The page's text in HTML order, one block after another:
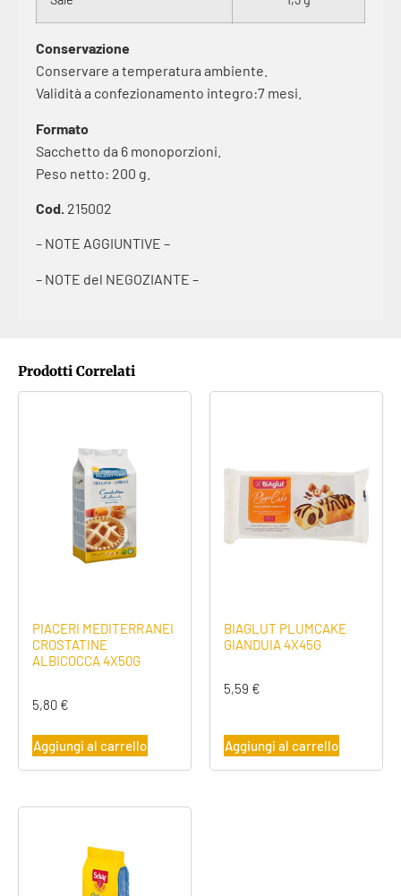
Conservazione
Conservare a temperatura ambiente.
Validità a confezionamento integro:7 mesi.
Formato
Sacchetto da 6 monoporzioni.
Peso netto: 200 g.
Cod. 215002
– NOTE AGGIUNTIVE –
– NOTE del NEGOZIANTE –
Prodotti Correlati
PIACERI MEDITERRANEI
CROSTATINE
ALBICOCCA 4X50G
5,80 €
Aggiungi al carrello
BIAGLUT PLUMCAKE
GIANDUIA 4X45G
5,59 €
Aggiungi al carrello